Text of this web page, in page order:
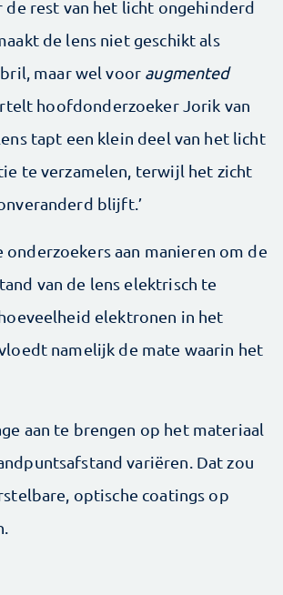
de rest van het licht ongehinderd
de lens niet geschikt als
maar wel voor augmented
hoofdonderzoeker Jorik van
tapt een klein deel van het licht
te verzamelen, terwijl het zicht
blijft.’
onderzoekers aan manieren om de
van de lens elektrisch te
elektronen in het
namelijk de mate waarin het
aan te brengen op het materiaal
variëren. Dat zou
optische coatings op